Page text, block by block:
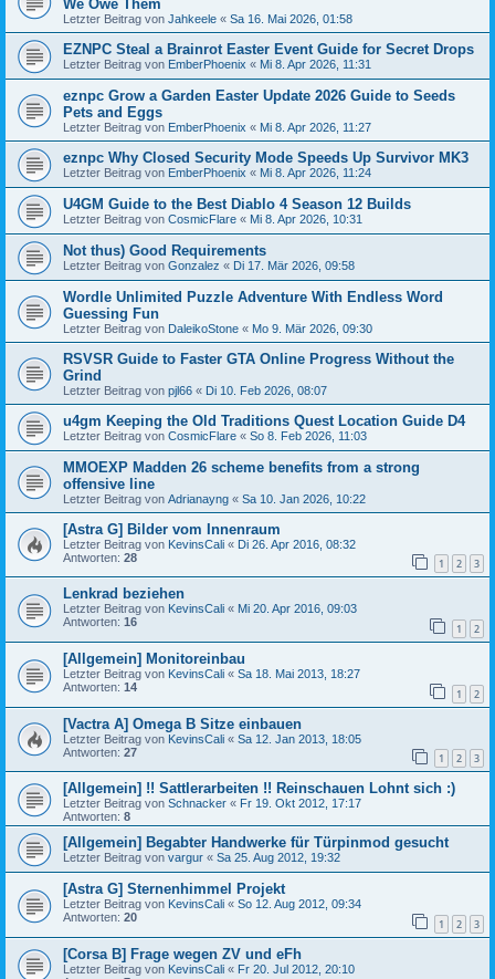
We Owe Them
Letzter Beitrag von Jahkeele « Sa 16. Mai 2026, 01:58
EZNPC Steal a Brainrot Easter Event Guide for Secret Drops
Letzter Beitrag von EmberPhoenix « Mi 8. Apr 2026, 11:31
eznpc Grow a Garden Easter Update 2026 Guide to Seeds
Pets and Eggs
Letzter Beitrag von EmberPhoenix « Mi 8. Apr 2026, 11:27
eznpc Why Closed Security Mode Speeds Up Survivor MK3
Letzter Beitrag von EmberPhoenix « Mi 8. Apr 2026, 11:24
U4GM Guide to the Best Diablo 4 Season 12 Builds
Letzter Beitrag von CosmicFlare « Mi 8. Apr 2026, 10:31
Not thus) Good Requirements
Letzter Beitrag von Gonzalez « Di 17. Mär 2026, 09:58
Wordle Unlimited Puzzle Adventure With Endless Word
Guessing Fun
Letzter Beitrag von DaleikoStone « Mo 9. Mär 2026, 09:30
RSVSR Guide to Faster GTA Online Progress Without the
Grind
Letzter Beitrag von pjl66 « Di 10. Feb 2026, 08:07
u4gm Keeping the Old Traditions Quest Location Guide D4
Letzter Beitrag von CosmicFlare « So 8. Feb 2026, 11:03
MMOEXP Madden 26 scheme benefits from a strong
offensive line
Letzter Beitrag von Adrianayng « Sa 10. Jan 2026, 10:22
[Astra G] Bilder vom Innenraum
Letzter Beitrag von KevinsCali « Di 26. Apr 2016, 08:32
Antworten: 28 1 2 3
Lenkrad beziehen
Letzter Beitrag von KevinsCali « Mi 20. Apr 2016, 09:03
Antworten: 16 1 2
[Allgemein] Monitoreinbau
Letzter Beitrag von KevinsCali « Sa 18. Mai 2013, 18:27
Antworten: 14 1 2
[Vactra A] Omega B Sitze einbauen
Letzter Beitrag von KevinsCali « Sa 12. Jan 2013, 18:05
Antworten: 27 1 2 3
[Allgemein] !! Sattlerarbeiten !! Reinschauen Lohnt sich :)
Letzter Beitrag von Schnacker « Fr 19. Okt 2012, 17:17
Antworten: 8
[Allgemein] Begabter Handwerke für Türpinmod gesucht
Letzter Beitrag von vargur « Sa 25. Aug 2012, 19:32
[Astra G] Sternenhimmel Projekt
Letzter Beitrag von KevinsCali « So 12. Aug 2012, 09:34
Antworten: 20 1 2 3
[Corsa B] Frage wegen ZV und eFh
Letzter Beitrag von KevinsCali « Fr 20. Jul 2012, 20:10